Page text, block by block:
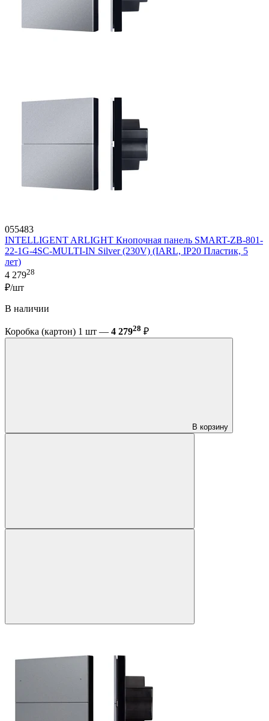
055483
INTELLIGENT ARLIGHT Кнопочная панель SMART-ZB-801-
22-1G-4SC-MULTI-IN Silver (230V) (IARL, IP20 Пластик, 5
лет)
4 27928
₽/шт
В наличии
Коробка (картон) 1 шт — 4 27928 ₽
В корзину